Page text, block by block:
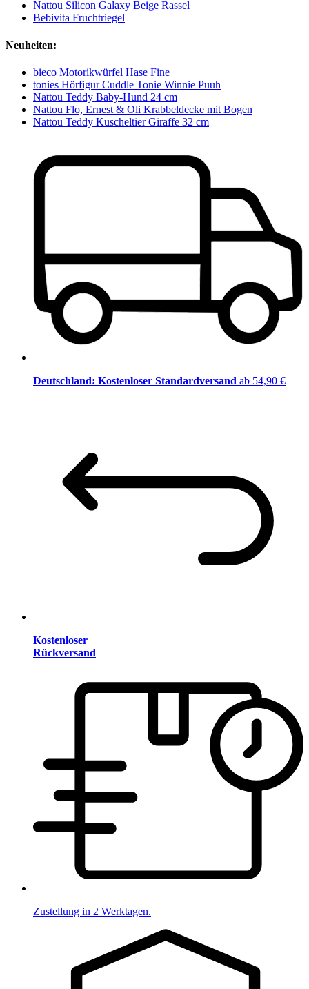
Nattou Silicon Galaxy Beige Rassel
Bebivita Fruchtriegel
Neuheiten:
bieco Motorikwürfel Hase Fine
tonies Hörfigur Cuddle Tonie Winnie Puuh
Nattou Teddy Baby-Hund 24 cm
Nattou Flo, Ernest & Oli Krabbeldecke mit Bogen
Nattou Teddy Kuscheltier Giraffe 32 cm
Deutschland: Kostenloser Standardversand ab 54,90 €
Kostenloser
Rückversand
Zustellung in 2 Werktagen.